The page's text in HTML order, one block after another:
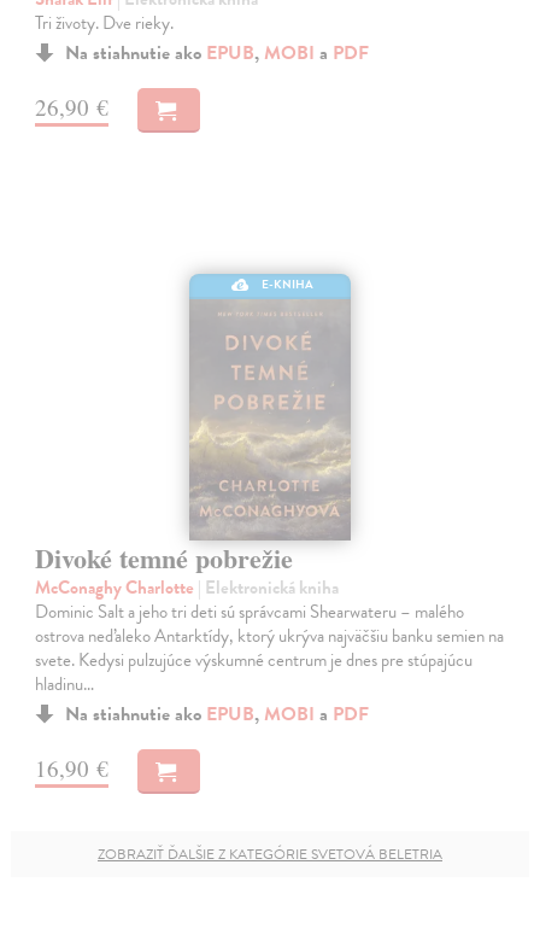
Tri životy. Dve rieky.
Na stiahnutie ako EPUB, MOBI a PDF
26,90 €
E-KNIHA
Divoké temné pobrežie
McConaghy Charlotte | Elektronická kniha
Dominic Salt a jeho tri deti sú správcami Shearwateru – malého
ostrova neďaleko Antarktídy, ktorý ukrýva najväčšiu banku semien na
svete. Kedysi pulzujúce výskumné centrum je dnes pre stúpajúcu
hladinu…
Na stiahnutie ako EPUB, MOBI a PDF
16,90 €
ZOBRAZIŤ ĎALŠIE Z KATEGÓRIE SVETOVÁ BELETRIA